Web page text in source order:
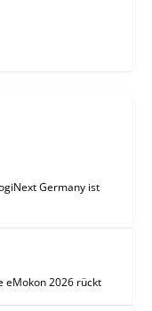
Germany ist
eMokon 2026 rückt